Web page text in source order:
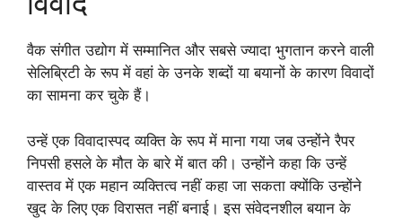
वैक संगीत उद्योग में सम्मानित और सबसे ज्यादा भुगतान करने वाली
सेलिब्रिटी के रूप में वहां के उनके शब्दों या बयानों के कारण विवादों
का सामना कर चुके हैं।
उन्हें एक विवादास्पद व्यक्ति के रूप में माना गया जब उन्होंने रैपर
निपसी हसले के मौत के बारे में बात की। उन्होंने कहा कि उन्हें
वास्तव में एक महान व्यक्तित्व नहीं कहा जा सकता क्योंकि उन्होंने
खुद के लिए एक विरासत नहीं बनाई। इस संवेदनशील बयान के